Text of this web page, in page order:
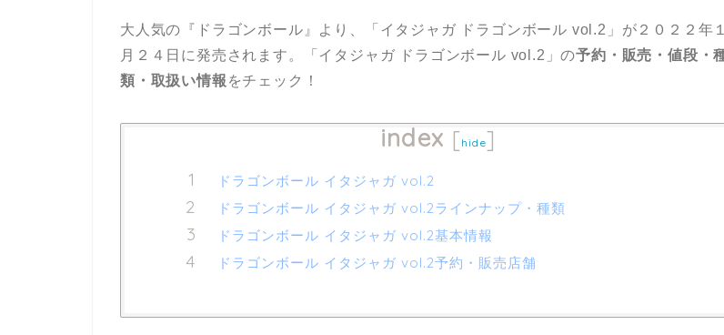
大人気の『ドラゴンボール』より、「イタジャガ ドラゴンボール vol.2」が２０２２年
月２４日に発売されます。「イタジャガ ドラゴンボール vol.2」の予約・販売・値段・
類・取扱い情報 をチェック！
index [ hide]
ドラゴンボール イタジャガ vol.2
ドラゴンボール イタジャガ vol.2ラインナップ・種類
ドラゴンボール イタジャガ vol.2基本情報
ドラゴンボール イタジャガ vol.2予約・販売店舗